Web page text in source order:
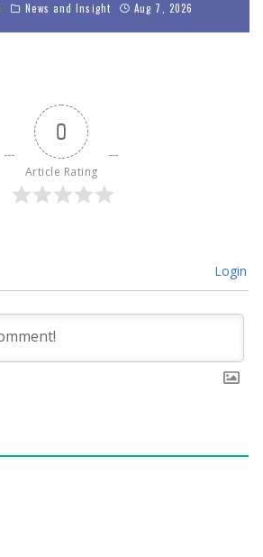
News and Insight Aug 7, 2026
0
Article Rating
Login